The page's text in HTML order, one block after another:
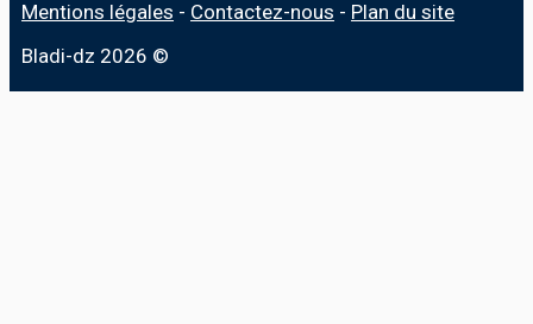
Mentions légales - Contactez-nous - Plan du site
Bladi-dz 2026 ©